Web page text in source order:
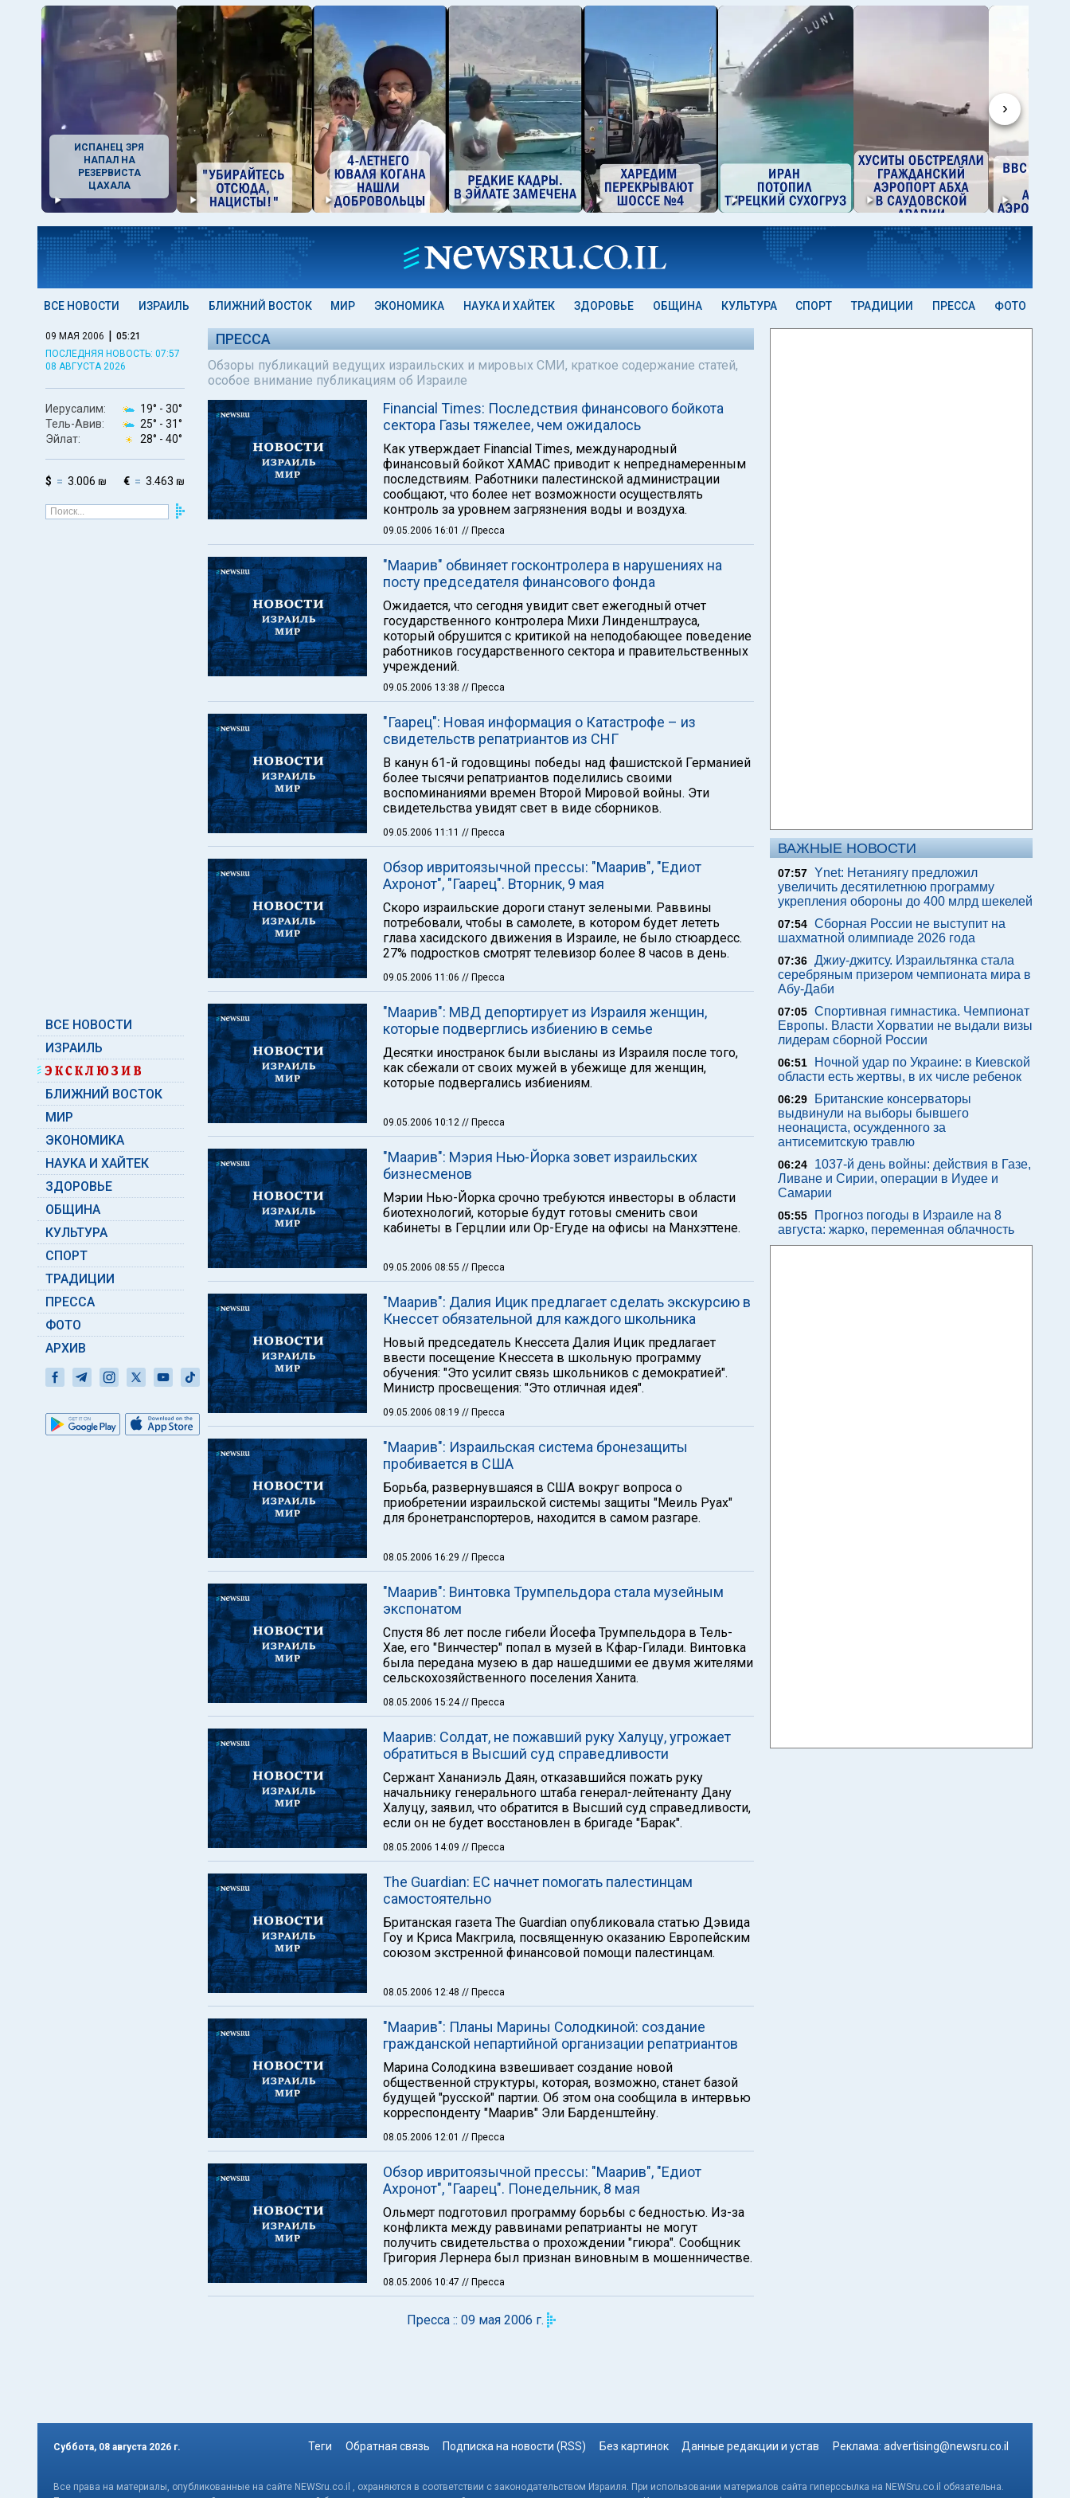
›
ИСПАНЕЦ ЗРЯ
НАПАЛ НА
РЕЗЕРВИСТА
ЦАХАЛА
ВСЕ НОВОСТИ ИЗРАИЛЬ БЛИЖНИЙ ВОСТОК МИР ЭКОНОМИКА НАУКА И ХАЙТЕК ЗДОРОВЬЕ ОБЩИНА КУЛЬТУРА СПОРТ ТРАДИЦИИ ПРЕССА ФОТО
09 МАЯ 2006 | 05:21
ПОСЛЕДНЯЯ НОВОСТЬ: 07:57
08 АВГУСТА 2026
Иерусалим: 19° - 30°
Тель-Авив:
25° - 31°
Эйлат:
28° - 40°
$ 3.006 ₪ € 3.463 ₪
ВСЕ НОВОСТИ
ИЗРАИЛЬ
БЛИЖНИЙ ВОСТОК
МИР
ЭКОНОМИКА
НАУКА И ХАЙТЕК
ЗДОРОВЬЕ
ОБЩИНА
КУЛЬТУРА
СПОРТ
ТРАДИЦИИ
ПРЕССА
ФОТО
АРХИВ
ПРЕССА
Обзоры публикаций ведущих израильских и мировых СМИ, краткое содержание статей,
особое внимание публикациям об Израиле
Financial Times: Последствия финансового бойкота
сектора Газы тяжелее, чем ожидалось
Как утверждает Financial Times, международный
финансовый бойкот ХАМАС приводит к непреднамеренным
последствиям. Работники палестинской администрации
сообщают, что более нет возможности осуществлять
контроль за уровнем загрязнения воды и воздуха.
09.05.2006 16:01 // Пресса
"Маарив" обвиняет госконтролера в нарушениях на
посту председателя финансового фонда
Ожидается, что сегодня увидит свет ежегодный отчет
государственного контролера Михи Линденштрауса,
который обрушится с критикой на неподобающее поведение
работников государственного сектора и правительственных
учреждений.
09.05.2006 13:38 // Пресса
"Гаарец": Новая информация о Катастрофе – из
свидетельств репатриантов из СНГ
В канун 61-й годовщины победы над фашистской Германией
более тысячи репатриантов поделились своими
воспоминаниями времен Второй Мировой войны. Эти
свидетельства увидят свет в виде сборников.
09.05.2006 11:11 // Пресса
Обзор ивритоязычной прессы: "Маарив", "Едиот
Ахронот", "Гаарец". Вторник, 9 мая
Скоро израильские дороги станут зелеными. Раввины
потребовали, чтобы в самолете, в котором будет лететь
глава хасидского движения в Израиле, не было стюардесс.
27% подростков смотрят телевизор более 8 часов в день.
09.05.2006 11:06 // Пресса
"Маарив": МВД депортирует из Израиля женщин,
которые подверглись избиению в семье
Десятки иностранок были высланы из Израиля после того,
как сбежали от своих мужей в убежище для женщин,
которые подвергались избиениям.
09.05.2006 10:12 // Пресса
"Маарив": Мэрия Нью-Йорка зовет израильских
бизнесменов
Мэрии Нью-Йорка срочно требуются инвесторы в области
биотехнологий, которые будут готовы сменить свои
кабинеты в Герцлии или Ор-Егуде на офисы на Манхэттене.
09.05.2006 08:55 // Пресса
"Маарив": Далия Ицик предлагает сделать экскурсию в
Кнессет обязательной для каждого школьника
Новый председатель Кнессета Далия Ицик предлагает
ввести посещение Кнессета в школьную программу
обучения: "Это усилит связь школьников с демократией".
Министр просвещения: "Это отличная идея".
09.05.2006 08:19 // Пресса
"Маарив": Израильская система бронезащиты
пробивается в США
Борьба, развернувшаяся в США вокруг вопроса о
приобретении израильской системы защиты "Меиль Руах"
для бронетранспортеров, находится в самом разгаре.
08.05.2006 16:29 // Пресса
"Маарив": Винтовка Трумпельдора стала музейным
экспонатом
Спустя 86 лет после гибели Йосефа Трумпельдора в Тель-
Хае, его "Винчестер" попал в музей в Кфар-Гилади. Винтовка
была передана музею в дар нашедшими ее двумя жителями
сельскохозяйственного поселения Ханита.
08.05.2006 15:24// Пресса
Маарив: Солдат, не пожавший руку Халуцу, угрожает
обратиться в Высший суд справедливости
Сержант Хананиэль Даян, отказавшийся пожать руку
начальнику генерального штаба генерал-лейтенанту Дану
Халуцу, заявил, что обратится в Высший суд справедливости,
если он не будет восстановлен в бригаде "Барак".
08.05.2006 14:09 // Пресса
The Guardian: ЕС начнет помогать палестинцам
самостоятельно
Британская газета The Guardian опубликовала статью Дэвида
Гоу и Криса Макгрила, посвященную оказанию Европейским
союзом экстренной финансовой помощи палестинцам.
08.05.2006 12:48 // Пресса
"Маарив": Планы Марины Солодкиной: создание
гражданской непартийной организации репатриантов
Марина Солодкина взвешивает создание новой
общественной структуры, которая, возможно, станет базой
будущей "русской" партии. Об этом она сообщила в интервью
корреспонденту "Маарив" Эли Барденштейну.
08.05.2006 12:01 // Пресса
Обзор ивритоязычной прессы: "Маарив", "Едиот
Ахронот", "Гаарец". Понедельник, 8 мая
Ольмерт подготовил программу борьбы с бедностью. Из-за
конфликта между раввинами репатрианты не могут
получить свидетельства о прохождении "гиюра". Сообщник
Григория Лернера был признан виновным в мошенничестве.
08.05.2006 10:47 // Пресса
Пресса :: 09 мая 2006 г.
ВАЖНЫЕ НОВОСТИ
07:57 Ynet: Нетаниягу предложил
увеличить десятилетнюю программу
укрепления обороны до 400 млрд шекелей
07:54 Сборная России не выступит на
шахматной олимпиаде 2026 года
07:36 Джиу-джитсу. Израильтянка стала
серебряным призером чемпионата мира в
Абу-Даби
07:05 Спортивная гимнастика. Чемпионат
Европы. Власти Хорватии не выдали визы
лидерам сборной России
06:51
Ночной удар по Украине: в Киевской
области есть жертвы, в их числе ребенок
06:29
Британские консерваторы
выдвинули на выборы бывшего
неонациста, осужденного за
антисемитскую травлю
06:24
1037-й день войны: действия в Газе,
Ливане и Сирии, операции в Иудее и
Самарии
05:55
Прогноз погоды в Израиле на 8
августа: жарко, переменная облачность
Суббота, 08 августа 2026 г. Теги Обратная связь Подписка на новости (RSS) Без картинок Данные редакции и устав Реклама: advertising@newsru.co.il
Все права на материалы, опубликованные на сайте NEWSru.co.il , охраняются в соответствии с законодательством Израиля. При использовании материалов сайта гиперссылка на NEWSru.co.il обязательна.